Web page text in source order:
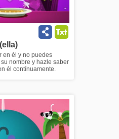
en él y no puedes
nombre y hazle saber
él contínuamente.